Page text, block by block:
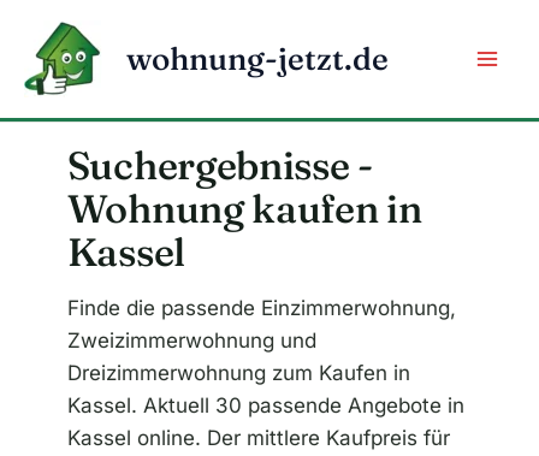
Inhalt
springen
wohnung-jetzt.de
Suchergebnisse -
Wohnung kaufen in
Kassel
Finde die passende Einzimmerwohnung,
Zweizimmerwohnung und
Dreizimmerwohnung zum Kaufen in
Kassel. Aktuell 30 passende Angebote in
Kassel online. Der mittlere Kaufpreis für